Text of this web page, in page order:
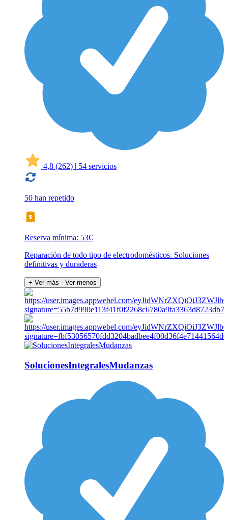
4,8 (262) | 54 servicios
50 han repetido
Reserva mínima: 53€
Reparación de todo tipo de electrodomésticos. Soluciones
definitivas y duraderas
+ Ver más - Ver menos
SolucionesIntegralesMudanzas